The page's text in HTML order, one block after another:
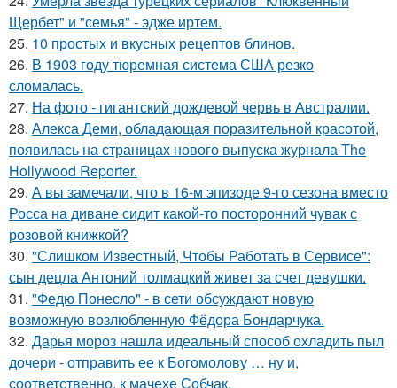
Щербет" и "семья" - эдже иртем.
25. 10 простых и вкусных рецептов блинов.
26. В 1903 году тюремная система США резко
сломалась.
27. На фото - гигантский дождевой червь в Австралии.
28. Алекса Деми, обладающая поразительной красотой,
появилась на страницах нового выпуска журнала The
Hollywood Reporter.
29. А вы замечали, что в 16-м эпизоде 9-го сезона вместо
Росса на диване сидит какой-то посторонний чувак с
розовой книжкой?
30. "Слишком Известный, Чтобы Работать в Сервисе":
сын децла Антоний толмацкий живет за счет девушки.
31. "Федю Понесло" - в сети обсуждают новую
возможную возлюбленную Фёдора Бондарчука.
32. Дарья мороз нашла идеальный способ охладить пыл
дочери - отправить ее к Богомолову … ну и,
соответственно, к мачехе Собчак.